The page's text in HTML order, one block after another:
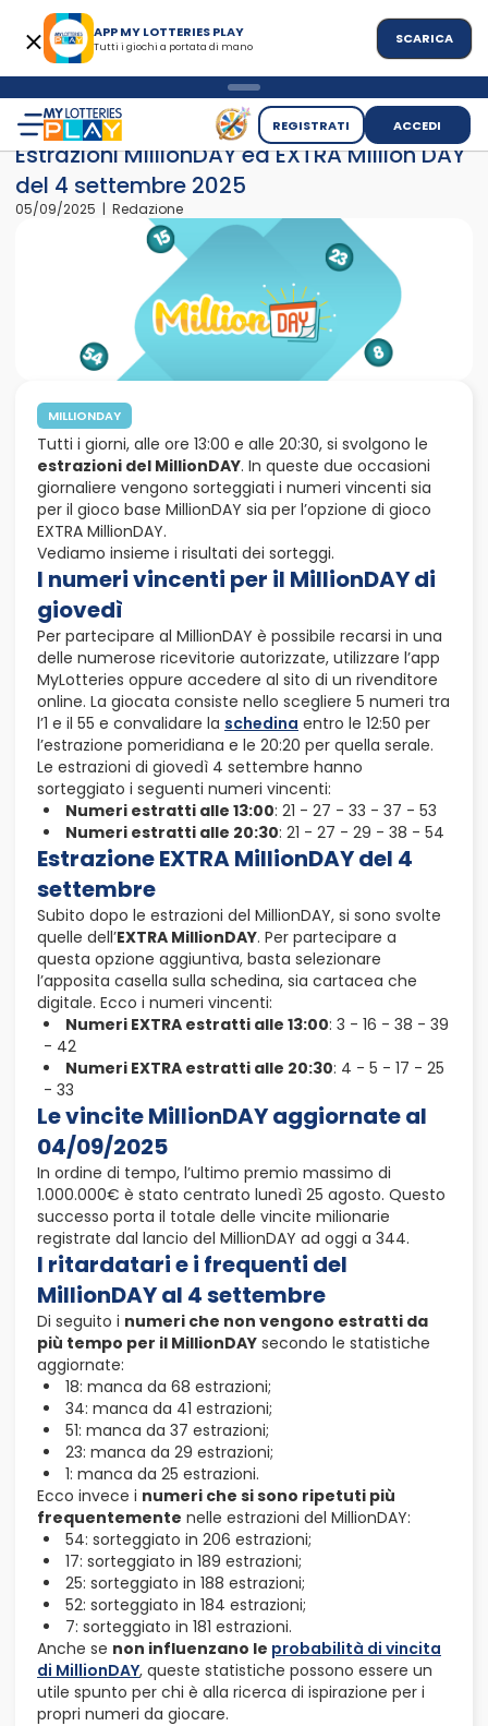
APP MY LOTTERIES PLAY
Tutti i giochi a portata di mano SCARICA
REGISTRATI ACCEDI
Home>News> Estrazioni MillionDAY ed EXTRA Million DAY
Estrazioni MillionDAY ed EXTRA Million DAY
del 4 settembre 2025
05/09/2025 | Redazione
MILLIONDAY
Tutti i giorni, alle ore 13:00 e alle 20:30, si svolgono le
estrazioni del MillionDAY. In queste due occasioni
giornaliere vengono sorteggiati i numeri vincenti sia
per il gioco base MillionDAY sia per l’opzione di gioco
EXTRA MillionDAY.
Vediamo insieme i risultati dei sorteggi.
I numeri vincenti per il MillionDAY di
giovedì
Per partecipare al MillionDAY è possibile recarsi in una
delle numerose ricevitorie autorizzate, utilizzare l’app
MyLotteries oppure accedere al sito di un rivenditore
online. La giocata consiste nello scegliere 5 numeri tra
l’1 e il 55 e convalidare la schedina entro le 12:50 per
l’estrazione pomeridiana e le 20:20 per quella serale.
Le estrazioni di giovedì 4 settembre hanno
sorteggiato i seguenti numeri vincenti:
Numeri estratti alle 13:00: 21 - 27 - 33 - 37 - 53
Numeri estratti alle 20:30: 21 - 27 - 29 - 38 - 54
Estrazione EXTRA MillionDAY del 4
settembre
Subito dopo le estrazioni del MillionDAY, si sono svolte
quelle dell’EXTRA MillionDAY. Per partecipare a
questa opzione aggiuntiva, basta selezionare
l’apposita casella sulla schedina, sia cartacea che
digitale. Ecco i numeri vincenti:
Numeri EXTRA estratti alle 13:00: 3 - 16 - 38 - 39
- 42
Numeri EXTRA estratti alle 20:30: 4 - 5 - 17 - 25
- 33
Le vincite MillionDAY aggiornate al
04/09/2025
In ordine di tempo, l’ultimo premio massimo di
1.000.000€ è stato centrato lunedì 25 agosto. Questo
successo porta il totale delle vincite milionarie
registrate dal lancio del MillionDAY ad oggi a 344.
I ritardatari e i frequenti del
MillionDAY al 4 settembre
Di seguito i numeri che non vengono estratti da
più tempo per il MillionDAY secondo le statistiche
aggiornate:
18: manca da 68 estrazioni;
34: manca da 41 estrazioni;
51: manca da 37 estrazioni;
23: manca da 29 estrazioni;
1: manca da 25 estrazioni.
Ecco invece i numeri che si sono ripetuti più
frequentemente nelle estrazioni del MillionDAY:
54: sorteggiato in 206 estrazioni;
17: sorteggiato in 189 estrazioni;
25: sorteggiato in 188 estrazioni;
52: sorteggiato in 184 estrazioni;
7: sorteggiato in 181 estrazioni.
Anche se non influenzano le probabilità di vincita
di MillionDAY, queste statistiche possono essere un
utile spunto per chi è alla ricerca di ispirazione per i
propri numeri da giocare.